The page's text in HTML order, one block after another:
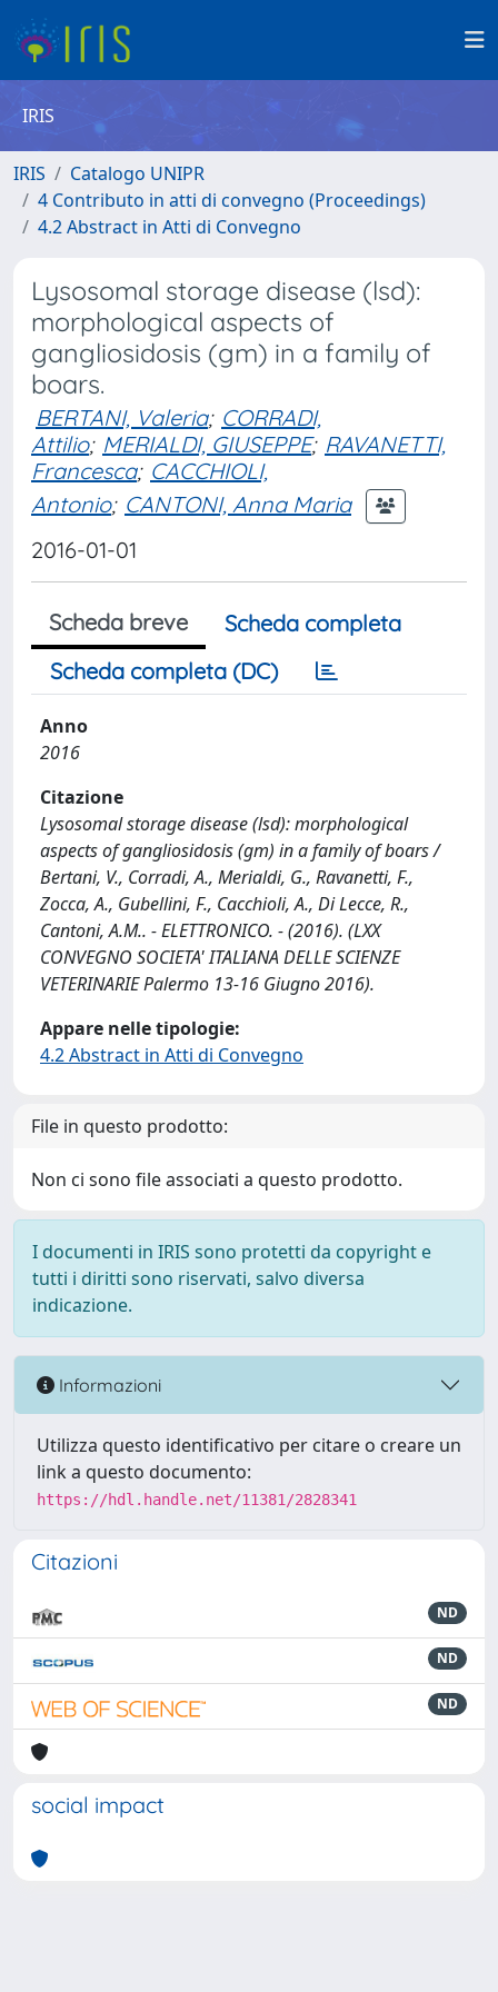
IRIS
IRIS
Catalogo UNIPR
4 Contributo in atti di convegno (Proceedings)
4.2 Abstract in Atti di Convegno
Lysosomal storage disease (lsd):
morphological aspects of
gangliosidosis (gm) in a family of
boars.
BERTANI, Valeria; CORRADI,
Attilio; MERIALDI, GIUSEPPE; RAVANETTI,
Francesca; CACCHIOLI,
Antonio; CANTONI, Anna Maria
2016-01-01
Scheda breve
Scheda completa
Scheda completa (DC)
Anno
2016
Citazione
Lysosomal storage disease (lsd): morphological
aspects of gangliosidosis (gm) in a family of boars /
Bertani, V., Corradi, A., Merialdi, G., Ravanetti, F.,
Zocca, A., Gubellini, F., Cacchioli, A., Di Lecce, R.,
Cantoni, A.M.. - ELETTRONICO. - (2016). (LXX
CONVEGNO SOCIETA' ITALIANA DELLE SCIENZE
VETERINARIE Palermo 13-16 Giugno 2016).
Appare nelle tipologie:
4.2 Abstract in Atti di Convegno
File in questo prodotto:
Non ci sono file associati a questo prodotto.
I documenti in IRIS sono protetti da copyright e
tutti i diritti sono riservati, salvo diversa
indicazione.
Informazioni
Utilizza questo identificativo per citare o creare un
link a questo documento:
https://hdl.handle.net/11381/2828341
Citazioni
ND
ND
ND
social impact